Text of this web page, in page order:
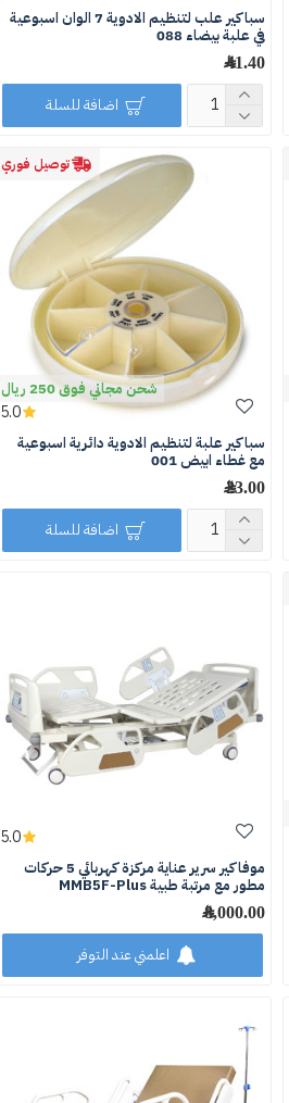
سباكير علب لتنظيم الادوية 7 الوان اسبوعية
في علبة بيضاء 088
41.40 ﷼
اضافة للسلة
توصيل فوري
شحن مجاني فوق 250 ريال
سباكير علبة لتنظيم الادوية دائرية اسبوعية
مع غطاء ابيض 001
23.00 ﷼
5.0
اضافة للسلة
موفاكير سرير عناية مركزة كهربائي 5 حركات
مطور مع مرتبة طبية MMB5F-Plus
8,000.00 ﷼
5.0
اعلمني عند التوفر